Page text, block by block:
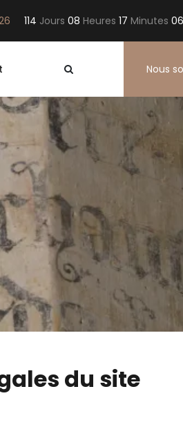
114 Jours 08Heures 17Minutes 05
Nous
du site